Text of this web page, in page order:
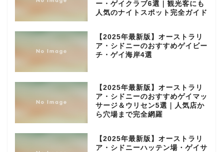
ー・ゲイクラブ6選｜観光客にも
人気のナイトスポット完全ガイド
【2025年最新版】オーストラリ
ア・シドニーのおすすめゲイビー
チ・ゲイ海岸4選
【2025年最新版】オーストラリ
ア・シドニーのおすすめゲイマッ
サージ＆ウリセン5選｜人気店か
ら穴場まで完全網羅
【2025年最新版】オーストラリ
ア・シドニーハッテン場・ゲイサ